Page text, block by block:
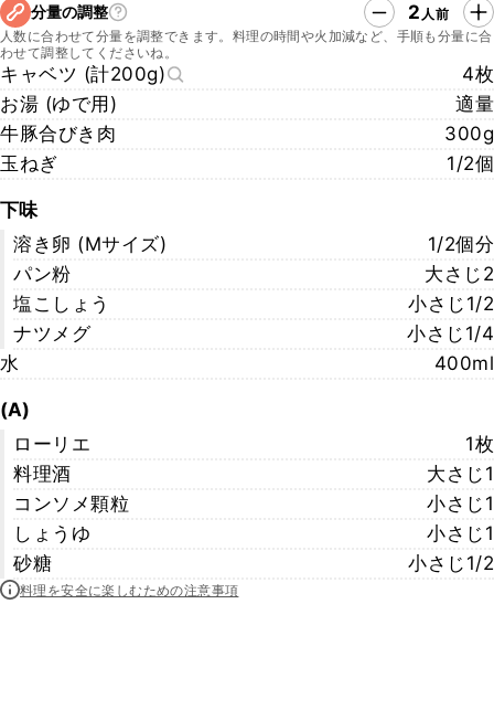
分量の調整 2 人前
人数に合わせて分量を調整できます。料理の時間や火加減など、手順も分量に合
わせて調整してくださいね。
キャベツ (計200g)
4枚
お湯 (ゆで用)
適量
牛豚合びき肉
300g
玉ねぎ
1/2個
下味
溶き卵 (Mサイズ)
1/2個分
パン粉
大さじ2
塩こしょう
小さじ1/2
ナツメグ
小さじ1/4
水
400ml
(A)
ローリエ
1枚
料理酒
大さじ1
コンソメ顆粒
小さじ1
しょうゆ
小さじ1
砂糖
小さじ1/2
料理を安全に楽しむための注意事項